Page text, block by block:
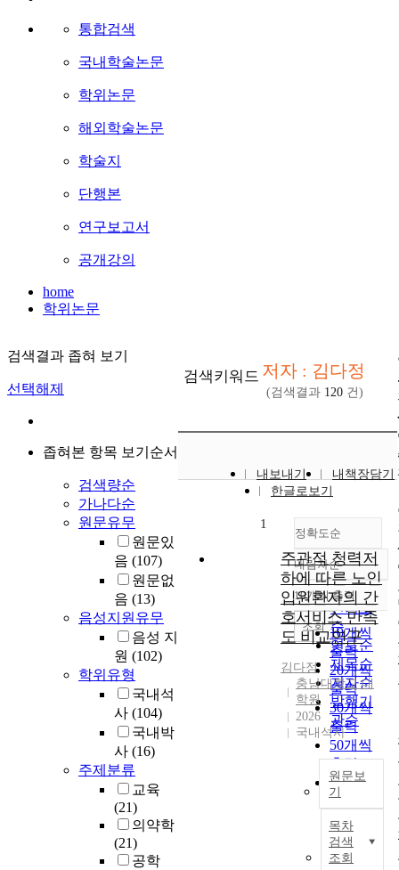
통합검색
국내학술논문
학위논문
해외학술논문
학술지
단행본
연구보고서
공개강의
home
학위논문
검색결과 좁혀 보기
선택해제
좁혀본 항목 보기순서
검색량순
가나다순
원문유무
원문있
음 (107)
원문없
음 (13)
음성지원유무
음성 지
원 (102)
학위유형
국내석
사 (104)
국내박
사 (16)
주제분류
교육
(21)
의약학
(21)
공학
검색키워드 저자 : 김다정
(검색결과 120 건)
내보내기
내책장담기
한글로보기
정확도순
정확도
순
인기도
순
연도순
제목순
저자순
발행기
관순
내림차순
내림차순
10개씩 출력
10개씩
출력
20개씩
출력
30개씩
출력
50개씩
출력
100개씩
출력
조회
1
주관적 청력저
하에 따른 노인
입원환자의 간
호서비스 만족
도 비교연구
김다정
충남대학교 대
학원
2026
국내석사
원문보
기
목차
검색
조회